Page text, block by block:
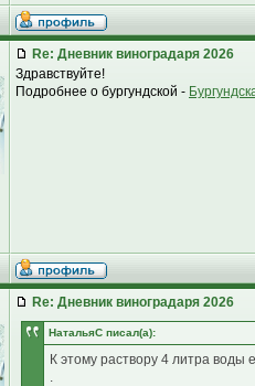
Re: Дневник виноградаря 2026
Здравствуйте!
Подробнее о бургундской -
Re: Дневник виноградаря 2026
НатальяС писал(а):
К этому раствору 4 литра
.